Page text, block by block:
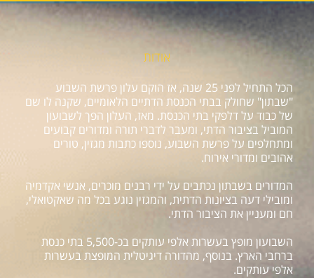
אודות
הכל התחיל לפני 25 שנה, אז הוקם עלון פרשת השבוע
"שבתון" שחולק בבתי הכנסת הדתיים הלאומיים, שקנה לו שם
של כבוד על דלפקי בתי הכנסת. מאז, העלון הפך לשבועון
המוביל בציבור הדתי, ומעבר לדברי תורה ומדורים קבועים
ומתחלפים על פרשת השבוע, נוספו כתבות מגזין, טורים
אהובים ומדורי אירוח.
המדורים בשבתון נכתבים על ידי רבנים מוכרים, אנשי אקדמיה
ומובילי דעה בציונות הדתית, והמגזין נוגע בכל מה שאקטואלי,
חם ומעניין את הציבור הדתי.
השבועון מופץ בעשרות אלפי עותקים בכ-5,500 בתי כנסת
ברחבי הארץ. בנוסף, מהדורה דיגיטלית המופצת בעשרות
אלפי עותקים.